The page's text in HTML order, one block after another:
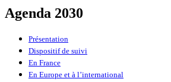
Agenda 2030
Présentation
Dispositif de suivi
En France
En Europe et à l’international